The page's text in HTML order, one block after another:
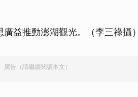
益推動澎湖觀光。（李三祿攝）
廣告（請繼續閱讀本文）